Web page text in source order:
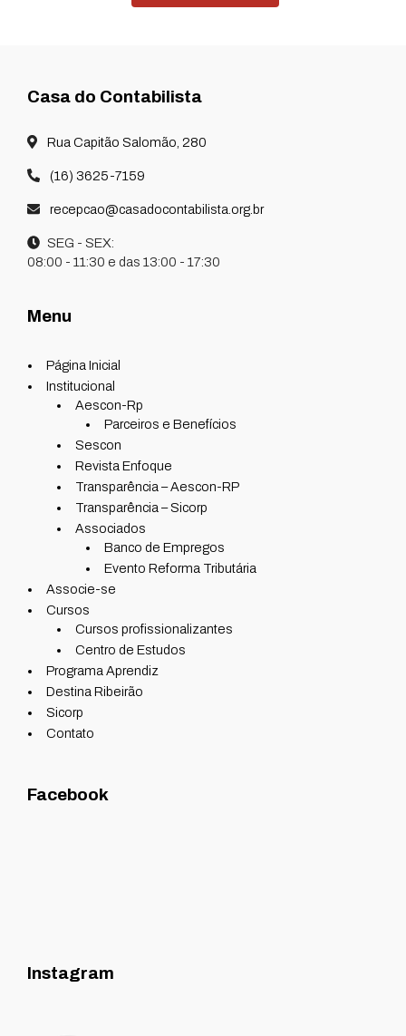
Casa do Contabilista
Rua Capitão Salomão, 280
(16) 3625-7159
recepcao@casadocontabilista.org.br
SEG - SEX:
08:00 - 11:30 e das 13:00 - 17:30
Menu
Página Inicial
Institucional
Aescon-Rp
Parceiros e Benefícios
Sescon
Revista Enfoque
Transparência – Aescon-RP
Transparência – Sicorp
Associados
Banco de Empregos
Evento Reforma Tributária
Associe-se
Cursos
Cursos profissionalizantes
Centro de Estudos
Programa Aprendiz
Destina Ribeirão
Sicorp
Contato
Facebook
Instagram